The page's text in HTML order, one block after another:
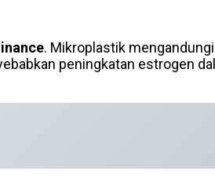
. Mikroplastik
peningkatan estrogen